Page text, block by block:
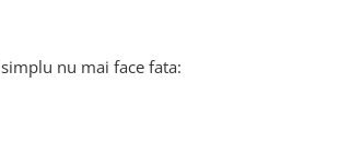
nu mai face fata: